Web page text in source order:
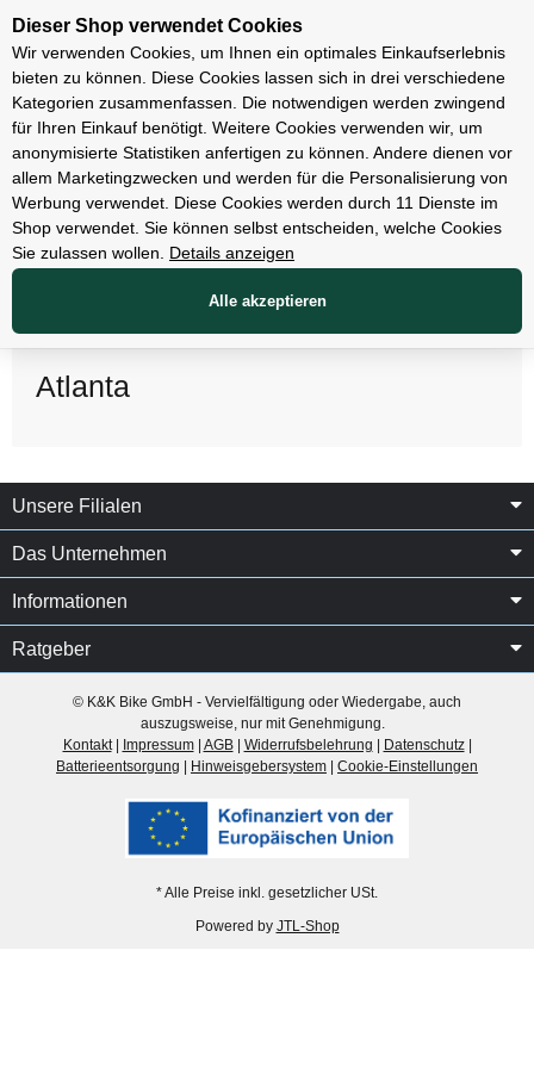
Unsere Filialen
Atlanta
Unsere Filialen
Das Unternehmen
Informationen
Ratgeber
© K&K Bike GmbH - Vervielfältigung oder Wiedergabe, auch
auszugsweise, nur mit Genehmigung.
Kontakt| Impressum| AGB| Widerrufsbelehrung Datenschutz|
Batterieentsorgung
Hinweisgebersystem Cookie-Einstellungen
* Alle Preise inkl. gesetzlicher USt.
Powered by JTL-Shop
Dieser Shop verwendet Cookies
Wir verwenden Cookies, um Ihnen ein optimales Einkaufserlebnis
bieten zu können. Diese Cookies lassen sich in drei verschiedene
Kategorien zusammenfassen. Die notwendigen werden zwingend
für Ihren Einkauf benötigt. Weitere Cookies verwenden wir, um
anonymisierte Statistiken anfertigen zu können. Andere dienen vor
allem Marketingzwecken und werden für die Personalisierung von
Werbung verwendet. Diese Cookies werden durch 11 Dienste im
Shop verwendet. Sie können selbst entscheiden, welche Cookies
Sie zulassen wollen.
Details anzeigen
Alle akzeptieren